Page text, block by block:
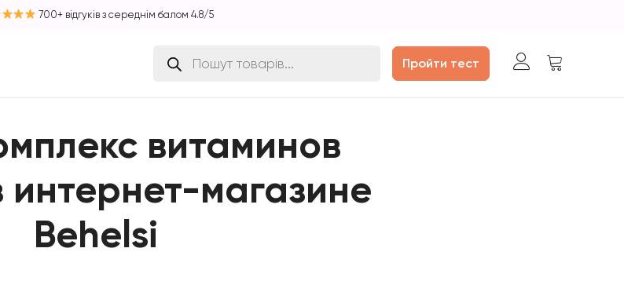
700+ відгуків з середнім балом 4.8/5
товарів
Пройти тест
витаминов
интернет-магазине
Behelsi